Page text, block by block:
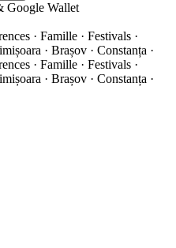
Google Wallet
· Famille · Festivals ·
· Brașov · Constanța ·
· Famille · Festivals ·
· Brașov · Constanța ·